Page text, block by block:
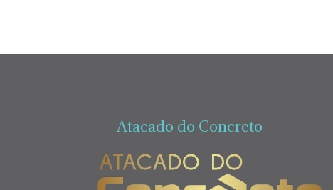
Atacado do Concreto